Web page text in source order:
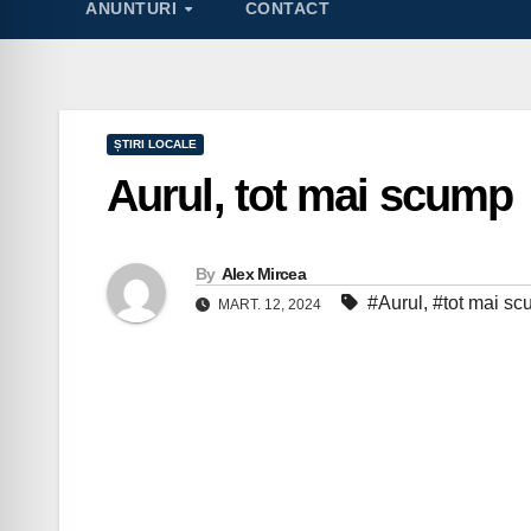
ANUNTURI CONTACT
ȘTIRI LOCALE
Aurul, tot mai scump
By Alex Mircea
MART. 12, 2024 #Aurul , #tot mai